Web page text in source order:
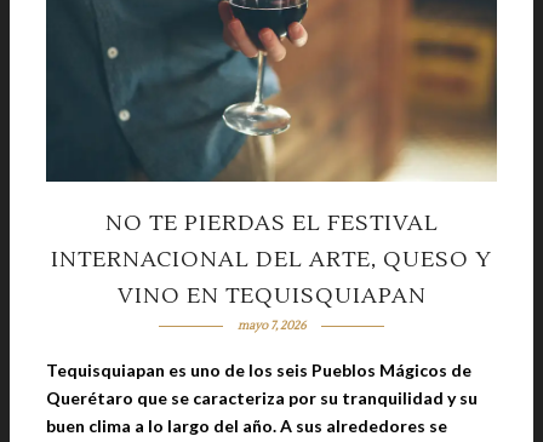
NO TE PIERDAS EL FESTIVAL
INTERNACIONAL DEL ARTE, QUESO Y
VINO EN TEQUISQUIAPAN
mayo 7, 2026
Tequisquiapan es uno de los seis Pueblos Mágicos de
Querétaro que se caracteriza por su tranquilidad y su
buen clima a lo largo del año. A sus alrededores se